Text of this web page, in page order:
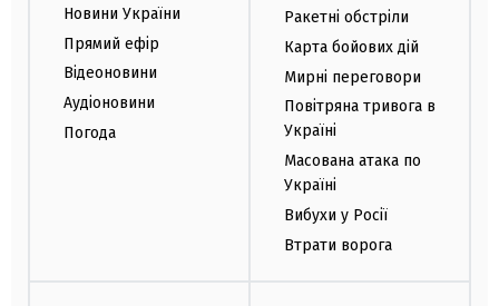
Новини України
Прямий ефір
Відеоновини
Аудіоновини
Погода
Ракетні обстріли
Карта бойових дій
Мирні переговори
Повітряна тривога в
Україні
Масована атака по
Україні
Вибухи у Росії
Втрати ворога